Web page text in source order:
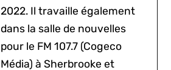
2022. Il travaille également
dans la salle de nouvelles
pour le FM 107.7 (Cogeco
Média) à Sherbrooke et